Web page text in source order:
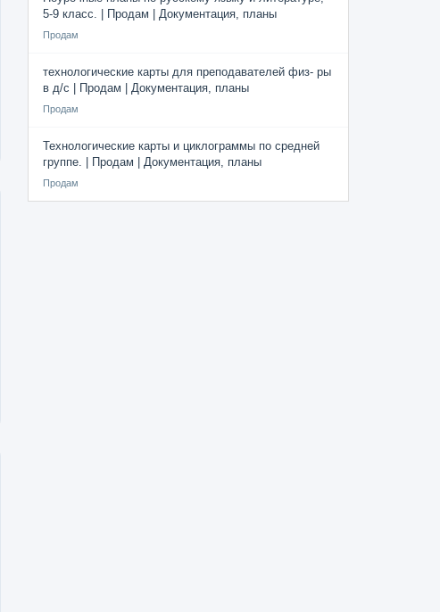
5-9 класс. | Продам | Документация, планы
Продам
технологические карты для преподавателей физ- ры
в д/с | Продам | Документация, планы
Продам
Технологические карты и циклограммы по средней
группе. | Продам | Документация, планы
Продам